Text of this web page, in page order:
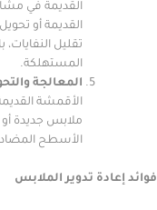
القديمة في مشاريع
القديمة أو تحويل
تقليل النفايات، بل يُشجع
المستهلكة.
المعالجة والتحويل إلى
الأقمشة القديمة
ملابس جديدة أو في
الأسطح المضادة
تدوير الملابس